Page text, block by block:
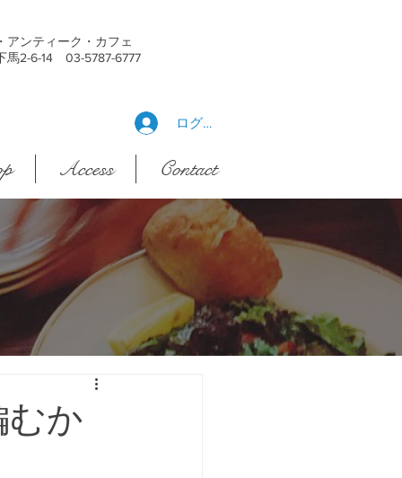
アンティーク・カフェ
馬2-6-14 03-5787-6777
ログイン
Access Contact
か